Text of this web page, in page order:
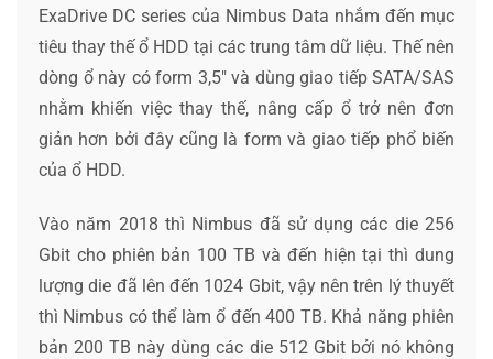
ExaDrive DC series của Nimbus Data nhắm đến mục
tiêu thay thế ổ HDD tại các trung tâm dữ liệu. Thế nên
dòng ổ này có form 3,5″ và dùng giao tiếp SATA/SAS
nhằm khiến việc thay thế, nâng cấp ổ trở nên đơn
giản hơn bởi đây cũng là form và giao tiếp phổ biến
của ổ HDD.
Vào năm 2018 thì Nimbus đã sử dụng các die 256
Gbit cho phiên bản 100 TB và đến hiện tại thì dung
lượng die đã lên đến 1024 Gbit, vậy nên trên lý thuyết
thì Nimbus có thể làm ổ đến 400 TB. Khả năng phiên
bản 200 TB này dùng các die 512 Gbit bởi nó không